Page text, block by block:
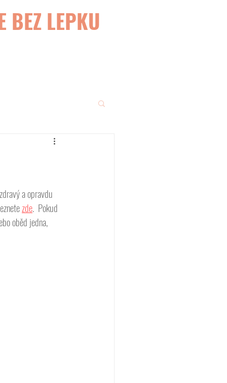
BEZ LEPKU
a opravdu
zde.  Pokud
oběd jedna,